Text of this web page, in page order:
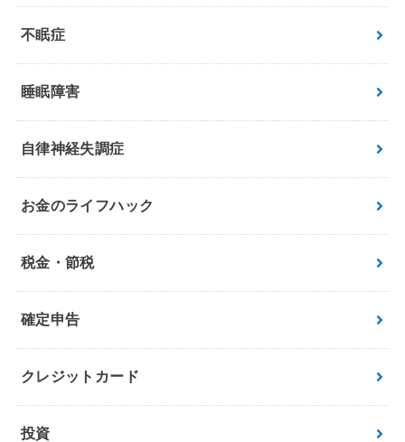
不眠症
睡眠障害
自律神経失調症
お金のライフハック
税金・節税
確定申告
クレジットカード
投資